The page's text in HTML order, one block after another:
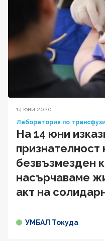
14 юни 2020
Лаборатория по
На 14 юни
признателност
безвъзмезден
насърчаваме
акт на
УМБАЛ Токуда